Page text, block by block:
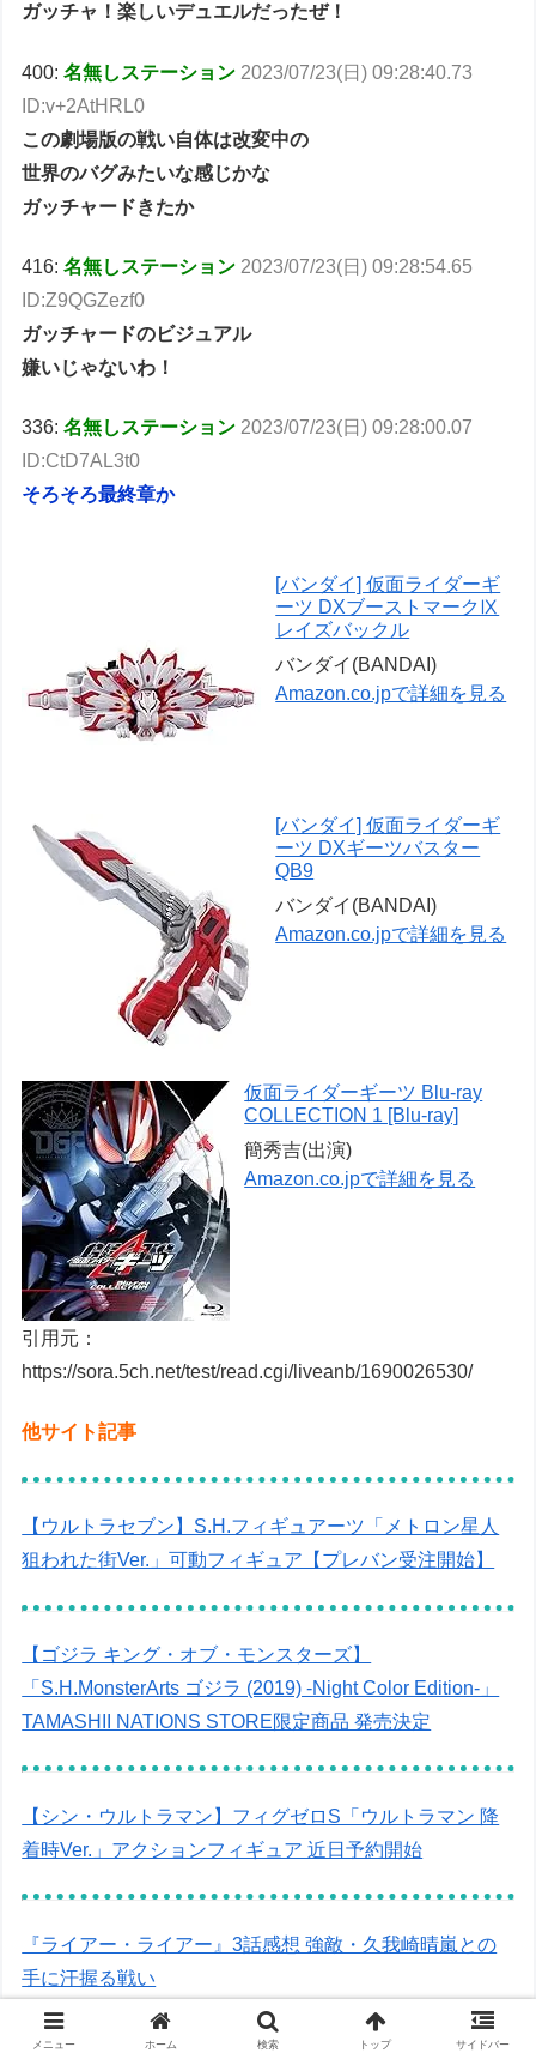
ガッチャ！楽しいデュエルだったぜ！
400:名無しステーション 2023/07/23(日) 09:28:40.73
ID:v+2AtHRL0
この劇場版の戦い自体は改変中の
世界のバグみたいな感じかな
ガッチャードきたか
416:名無しステーション 2023/07/23(日) 09:28:54.65
ID:Z9QGZezf0
ガッチャードのビジュアル
嫌いじゃないわ！
336:名無しステーション 2023/07/23(日) 09:28:00.07
ID:CtD7AL3t0
そろそろ最終章か
[バンダイ] 仮面ライダーギ
ーツ DXブーストマークⅨ
レイズバックル
バンダイ(BANDAI)
Amazon.co.jpで詳細を見る
[バンダイ] 仮面ライダーギ
ーツ DXギーツバスター
QB9
バンダイ(BANDAI)
Amazon.co.jpで詳細を見る
仮面ライダーギーツ Blu-ray
COLLECTION 1 [Blu-ray]
簡秀吉(出演)
Amazon.co.jpで詳細を見る
引用元：
https://sora.5ch.net/test/read.cgi/liveanb/1690026530/
他サイト記事
【ウルトラセブン】S.H.フィギュアーツ「メトロン星人
狙われた街Ver.」可動フィギュア【プレバン受注開始】
【ゴジラ キング・オブ・モンスターズ】
「S.H.MonsterArts ゴジラ (2019) -Night Color Edition-」
TAMASHII NATIONS STORE限定商品 発売決定
【シン・ウルトラマン】フィグゼロS「ウルトラマン 降
着時Ver.」アクションフィギュア 近日予約開始
『ライアー・ライアー』3話感想 強敵・久我崎晴嵐との
手に汗握る戦い
メニュー ホーム 検索 トップ サイドバー